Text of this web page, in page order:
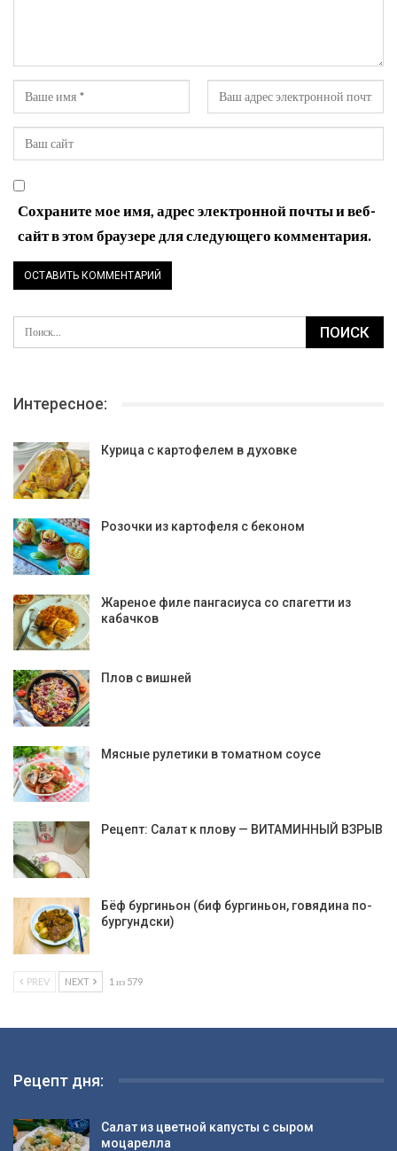
Сохраните мое имя, адрес электронной почты и веб-
сайт в этом браузере для следующего комментария.
Интересное:
Курица с картофелем в духовке
Розочки из картофеля с беконом
Жареное филе пангасиуса со спагетти из
кабачков
Плов с вишней
Мясные рулетики в томатном соусе
Рецепт: Салат к плову — ВИТАМИННЫЙ ВЗРЫВ
Бёф бургиньон (биф бургиньон, говядина по-
бургундски)
PREV NEXT 1 из 579
Рецепт дня:
Салат из цветной капусты с сыром
моцарелла